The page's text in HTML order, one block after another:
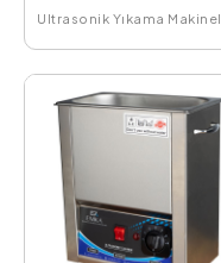
Ultrasonik Yıkama